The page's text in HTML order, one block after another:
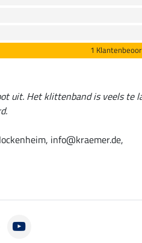
1
uit. Het klittenband is veels te
info@kraemer.de,